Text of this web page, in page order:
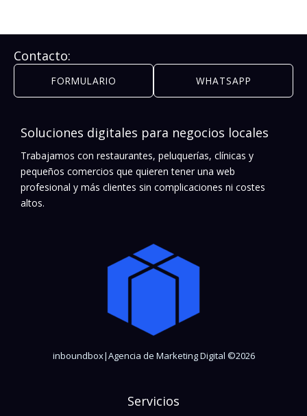
Contacto:
FORMULARIO WHATSAPP
Soluciones digitales para negocios locales
Trabajamos con restaurantes, peluquerías, clínicas y
pequeños comercios que quieren tener una web
profesional y más clientes sin complicaciones ni costes
altos.
inboundbox|Agencia de Marketing Digital ©2026
Servicios